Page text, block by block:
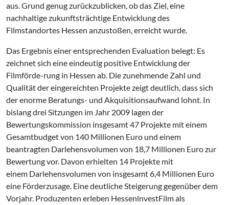
aus. Grund genug zurückzublicken, ob das Ziel, eine
nachhaltige zukunftsträchtige Entwicklung des
Filmstandortes Hessen anzustoßen, erreicht wurde.
Das Ergebnis einer entsprechenden Evaluation belegt: Es
zeichnet sich eine eindeutig positive Entwicklung der
Filmförde-rung in Hessen ab. Die zunehmende Zahl und
Qualität der eingereichten Projekte zeigt deutlich, dass sich
der enorme Beratungs- und Akquisitionsaufwand lohnt. In
bislang drei Sitzungen im Jahr 2009 lagen der
Bewertungskommission insgesamt 47 Projekte mit einem
Gesamtbudget von 140 Millionen Euro und einem
beantragten Darlehensvolumen von 18,7 Millionen Euro zur
Bewertung vor. Davon erhielten 14 Projekte mit
einem Darlehensvolumen von insgesamt 6,4 Millionen Euro
eine Förderzusage. Eine deutliche Steigerung gegenüber dem
Vorjahr. Produzenten erleben HessenlnvestFilm als